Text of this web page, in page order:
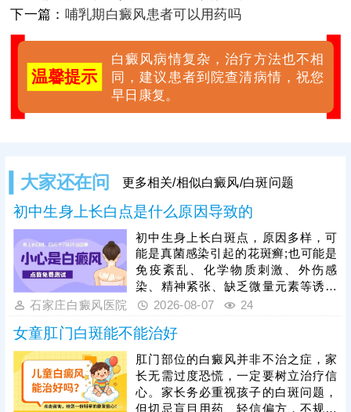
下一篇： 哺乳期白癜风患者可以用药吗
温馨提示
白癜风病情复杂，治疗方法也不相
同，建议患者到院查清病情，祝您
早日康复。
大家还在问 更多相关/相似白癜风/白斑问题
初中生身上长白点是什么原因导致的
初中生身上长白斑点，原因多样，可
能是真菌感染引起的花斑癣;也可能是
免疫紊乱、化学物质刺激、外伤感
染、精神紧张、缺乏微量元素等诱发
白癜风。可以通过伍德灯、三维皮肤
处时期和类型。诊断清楚结合病症、
病因个性化祛白，逐步促使肤色还
原。
石家庄白癜风医院 2026-08-07 24
女童肛门白斑能不能治好
肛门部位的白癜风并非不治之症，家
长无需过度恐慌，一定要树立治疗信
心。家长务必重视孩子的白斑问题，
但切忌盲目用药、轻信偏方，不规范